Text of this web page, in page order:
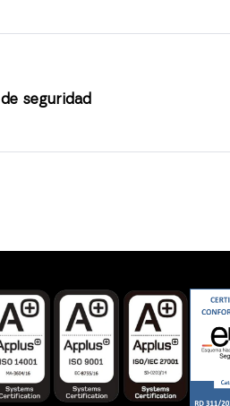
seguridad